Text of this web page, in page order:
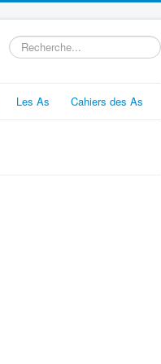
Rechercher
Les As Cahiers des As